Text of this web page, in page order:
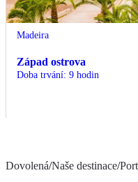
Madeira
Západ ostrova
Doba trvání: 9 hodin
Dovolená/Naše destinace/